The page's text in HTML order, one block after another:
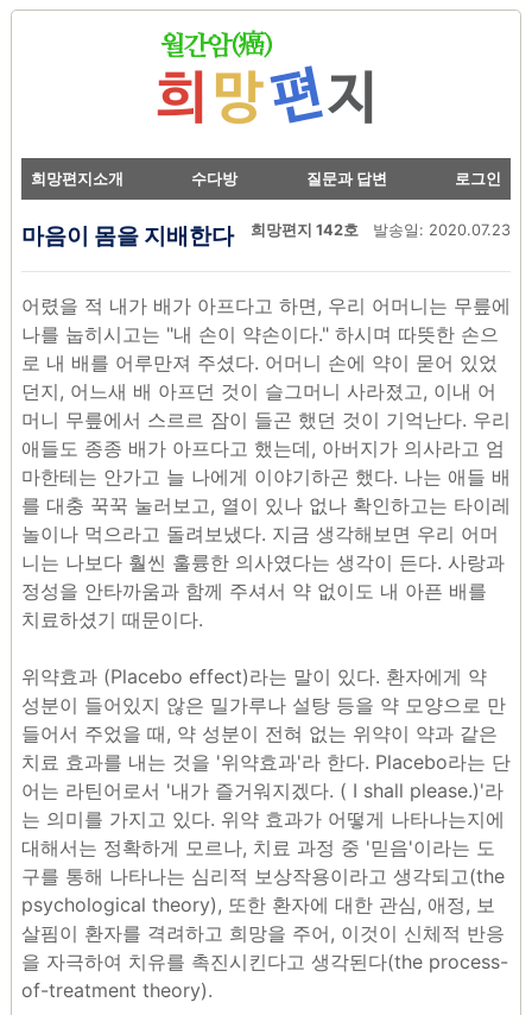
희망편지소개 수다방 질문과 답변 로그인
마음이 몸을 지배한다 희망편지 142호 발송일: 2020.07.23
어렸을 적 내가 배가 아프다고 하면, 우리 어머니는 무릎에
나를 눕히시고는 "내 손이 약손이다." 하시며 따뜻한 손으
로 내 배를 어루만져 주셨다. 어머니 손에 약이 묻어 있었
던지, 어느새 배 아프던 것이 슬그머니 사라졌고, 이내 어
머니 무릎에서 스르르 잠이 들곤 했던 것이 기억난다. 우리
애들도 종종 배가 아프다고 했는데, 아버지가 의사라고 엄
마한테는 안가고 늘 나에게 이야기하곤 했다. 나는 애들 배
를 대충 꾹꾹 눌러보고, 열이 있나 없나 확인하고는 타이레
놀이나 먹으라고 돌려보냈다. 지금 생각해보면 우리 어머
니는 나보다 훨씬 훌륭한 의사였다는 생각이 든다. 사랑과
정성을 안타까움과 함께 주셔서 약 없이도 내 아픈 배를
치료하셨기 때문이다.
위약효과 (Placebo effect)라는 말이 있다. 환자에게 약
성분이 들어있지 않은 밀가루나 설탕 등을 약 모양으로 만
들어서 주었을 때, 약 성분이 전혀 없는 위약이 약과 같은
치료 효과를 내는 것을 '위약효과'라 한다. Placebo라는 단
어는 라틴어로서 '내가 즐거워지겠다. ( I shall please.)'라
는 의미를 가지고 있다. 위약 효과가 어떻게 나타나는지에
대해서는 정확하게 모르나, 치료 과정 중 '믿음'이라는 도
구를 통해 나타나는 심리적 보상작용이라고 생각되고(the
psychological theory), 또한 환자에 대한 관심, 애정, 보
살핌이 환자를 격려하고 희망을 주어, 이것이 신체적 반응
을 자극하여 치유를 촉진시킨다고 생각된다(the process-
of-treatment theory).